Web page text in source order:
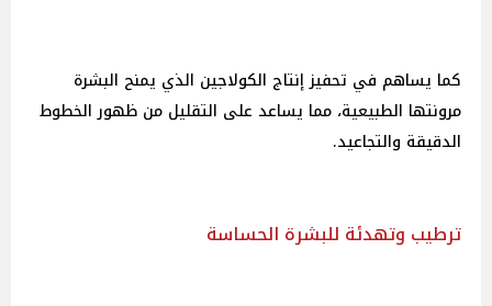
كما يساهم في تحفيز إنتاج الكولاجين الذي يمنح البشرة
مرونتها الطبيعية، مما يساعد على التقليل من ظهور الخطوط
الدقيقة والتجاعيد.
ترطيب وتهدئة للبشرة الحساسة